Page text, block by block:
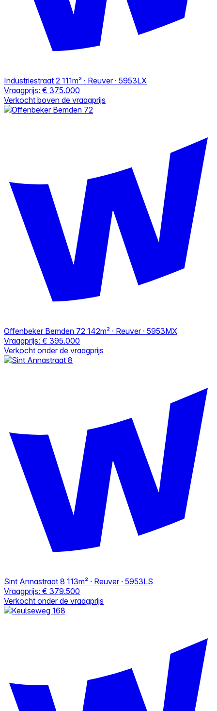
Industriestraat 2 111m² · Reuver · 5953LX
Vraagprijs: € 375.000
Verkocht boven de vraagprijs
Offenbeker Bemden 72 142m² · Reuver · 5953MX
Vraagprijs: € 395.000
Verkocht onder de vraagprijs
Sint Annastraat 8 113m² · Reuver · 5953LS
Vraagprijs: € 379.500
Verkocht onder de vraagprijs